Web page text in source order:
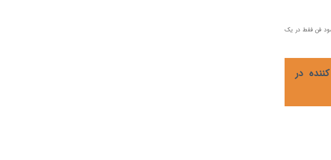
فن فقط در یک
در